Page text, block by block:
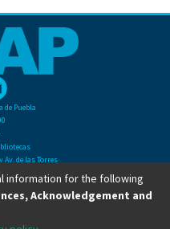
Puebla
de las Torres
San Manuel
Ext 2901
information for the following
Acknowledgement and